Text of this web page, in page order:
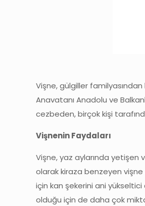
Vişne, gülgiller
Anavatanı Anadolu ve
cezbeden, birçok kişi
Vişnenin Faydaları
Vişne, yaz aylarında yetişen
olarak kiraza benzeyen vişne
için kan şekerini ani
olduğu için de daha çok